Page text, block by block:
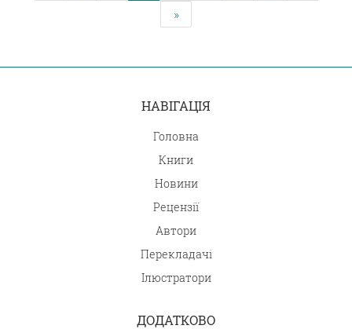
»
НАВІГАЦІЯ
Головна
Книги
Новини
Рецензії
Автори
Перекладачі
Ілюстратори
ДОДАТКОВО